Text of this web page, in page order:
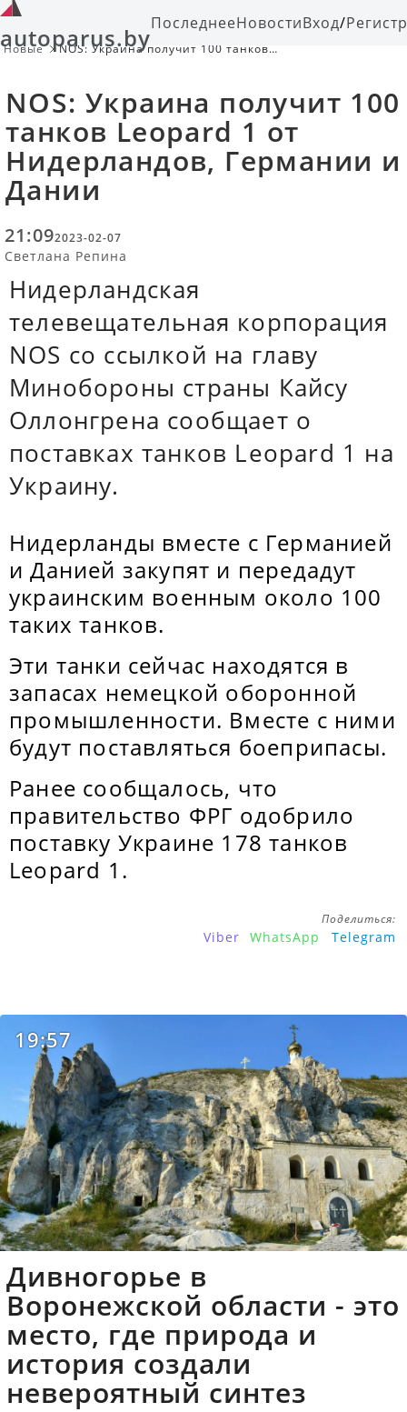
autoparus.byПоследнееНовостиВход/
Новые
NOS: Украина получит 100 танков
NOS: Украина получит 100
танков Leopard 1 от
Нидерландов, Германии и
Дании
21:092023-02-07
Светлана Репина
Нидерландская
телевещательная корпорация
NOS со ссылкой на главу
Минобороны страны Кайсу
Оллонгрена сообщает о
поставках танков Leopard 1 на
Украину.
Нидерланды вместе с Германией
и Данией закупят и передадут
украинским военным около 100
таких танков.
Эти танки сейчас находятся в
запасах немецкой оборонной
промышленности. Вместе с ними
будут поставляться боеприпасы.
Ранее сообщалось, что
правительство ФРГ одобрило
поставку Украине 178 танков
Leopard 1.
Поделиться:
Viber WhatsApp Telegram
19:57
Дивногорье в
Воронежской области - это
место, где природа и
история создали
невероятный синтез